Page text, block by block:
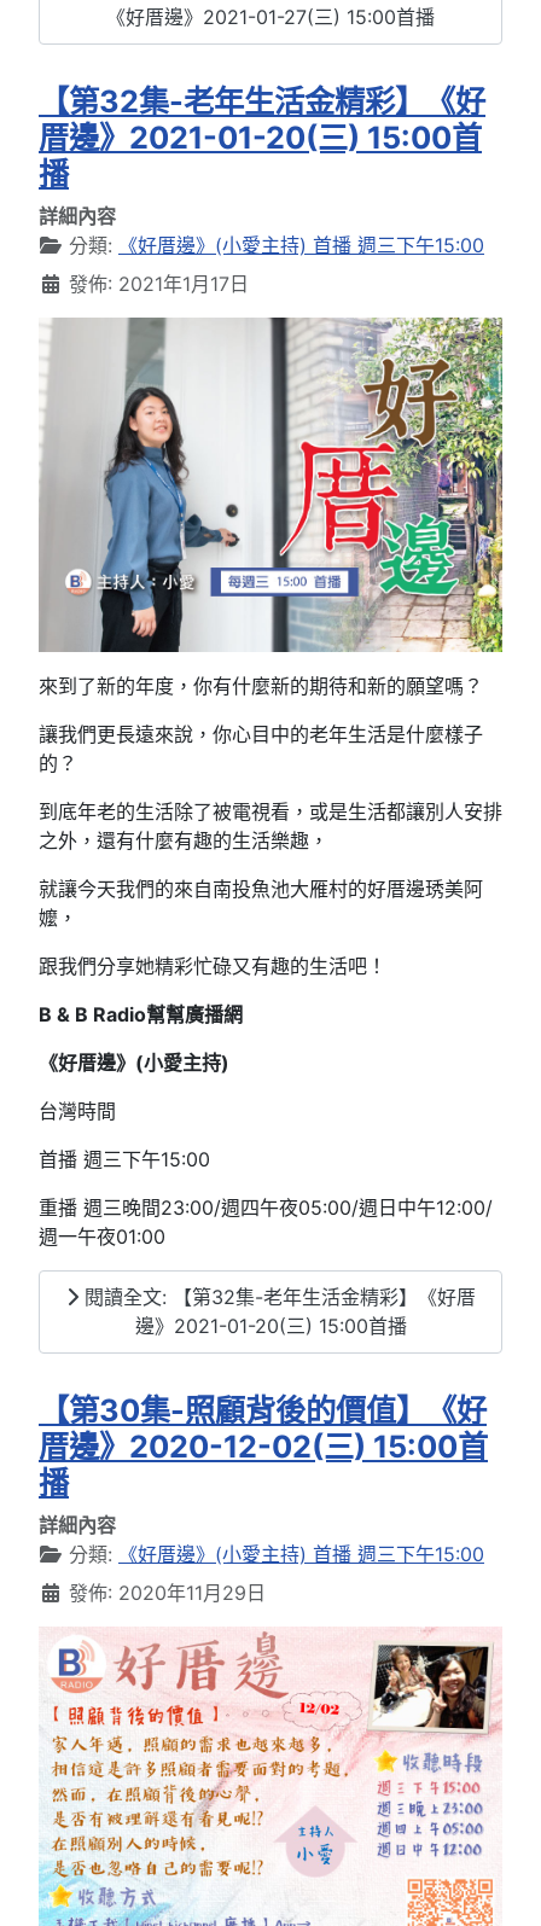
《好厝邊》2021-01-27(三) 15:00首播
【第32集-老年生活金精彩】《好
厝邊》2021-01-20(三) 15:00首
播
詳細內容
分類:
《好厝邊》(小愛主持) 首播 週三下午15:00
發佈: 2021年1月17日
來到了新的年度，你有什麼新的期待和新的願望嗎？
讓我們更長遠來說，你心目中的老年生活是什麼樣子
的？
到底年老的生活除了被電視看，或是生活都讓別人安排
之外，還有什麼有趣的生活樂趣，
就讓今天我們的來自南投魚池大雁村的好厝邊琇美阿
嬤，
跟我們分享她精彩忙碌又有趣的生活吧！
B & B Radio幫幫廣播網
《好厝邊》(小愛主持)
台灣時間
首播 週三下午15:00
重播 週三晚間23:00/週四午夜05:00/週日中午12:00/
週一午夜01:00
閱讀全文: 【第32集-老年生活金精彩】《好厝
邊》2021-01-20(三) 15:00首播
【第30集-照顧背後的價值】《好
厝邊》2020-12-02(三) 15:00首
播
詳細內容
分類:
《好厝邊》(小愛主持) 首播 週三下午15:00
發佈: 2020年11月29日